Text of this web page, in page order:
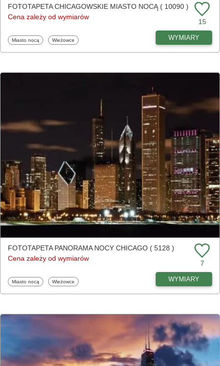
FOTOTAPETA CHICAGOWSKIE MIASTO NOCĄ ( 10090 )
Cena zależy od wymiarów
15
Fototapety
Miasto nocą Fototapety
Wieżowce WYMIARY
FOTOTAPETA PANORAMA NOCY CHICAGO ( 5128 )
Cena zależy od wymiarów
7
Fototapety
Miasto nocą Fototapety
Wieżowce WYMIARY